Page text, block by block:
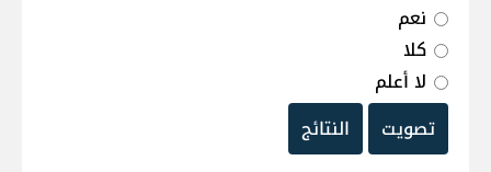
نعم
كلا
لا أعلم
تصويت
النتائج